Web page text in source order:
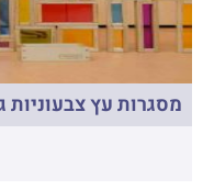
מסגרות עץ צבעוניות